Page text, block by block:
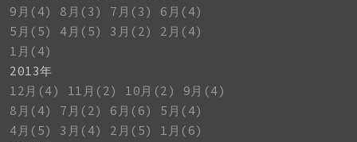
9月(4)
8月(3) 7月(3)
6月(4)
5月(5)
4月(5) 3月(2)
2月(4)
1月(4)
2013年
12月(4)
11月(2) 10月(2)
9月(4)
8月(4)
7月(2) 6月(6)
5月(4)
4月(5)
3月(4) 2月(5)
1月(6)